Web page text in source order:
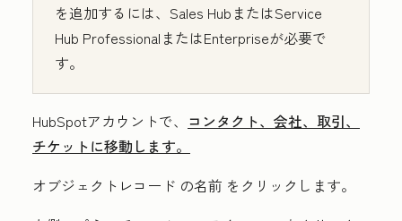
を追加するには、Sales HubまたはService
Hub ProfessionalまたはEnterpriseが必要で
す。
HubSpotアカウントで、 コンタクト、会社、取引、
チケットに移動します。
オブジェクトレコード の名前 をクリックします。